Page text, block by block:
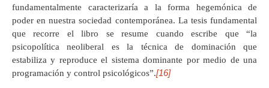
fundamentalmente caracterizaría a la forma hegemónica de
poder en nuestra sociedad contemporánea. La tesis fundamental
que recorre el libro se resume cuando escribe que “la
psicopolítica neoliberal es la técnica de dominación que
estabiliza y reproduce el sistema dominante por medio de una
programación y control psicológicos”.[16]